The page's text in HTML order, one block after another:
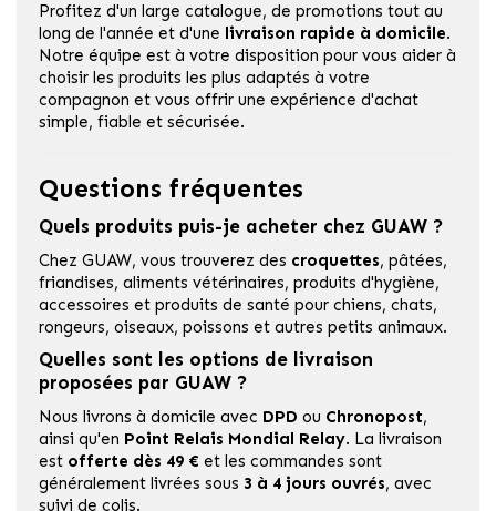
Profitez d'un large catalogue, de promotions tout au
long de l'année et d'une livraison rapide à domicile.
Notre équipe est à votre disposition pour vous aider à
choisir les produits les plus adaptés à votre
compagnon et vous offrir une expérience d'achat
simple, fiable et sécurisée.
Questions fréquentes
Quels produits puis-je acheter chez GUAW ?
Chez GUAW, vous trouverez des croquettes, pâtées,
friandises, aliments vétérinaires, produits d'hygiène,
accessoires et produits de santé pour chiens, chats,
rongeurs, oiseaux, poissons et autres petits animaux.
Quelles sont les options de livraison
proposées par GUAW ?
Nous livrons à domicile avec DPD ou Chronopost,
ainsi qu'en Point Relais Mondial Relay. La livraison
est offerte dès 49 € et les commandes sont
généralement livrées sous 3 à 4 jours ouvrés, avec
suivi de colis.